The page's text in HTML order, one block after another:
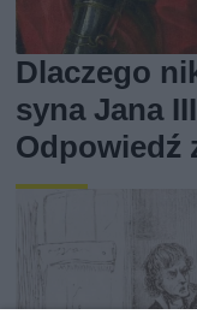
Dlaczego
syna Jana
Odpowiedź